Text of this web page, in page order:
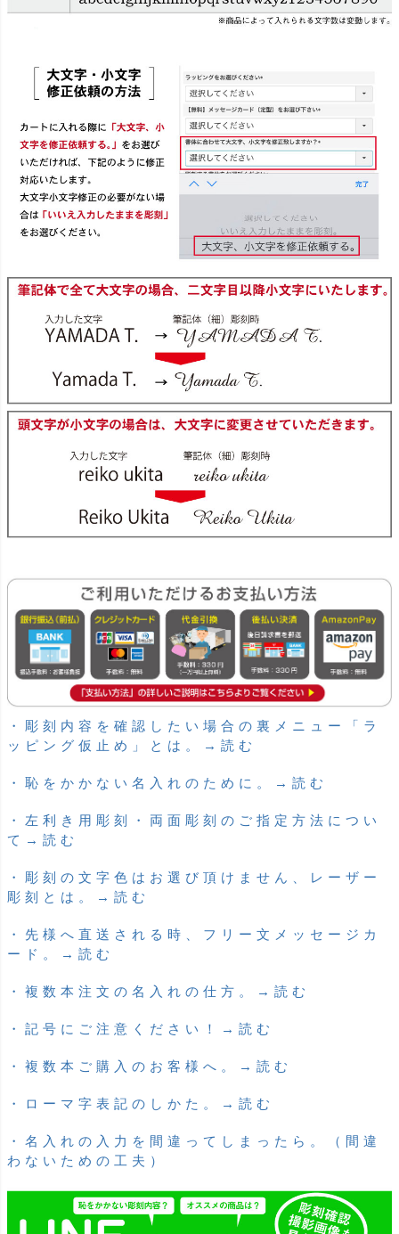
・彫刻内容を確認したい場合の裏メニュー「ラ
ッピング仮止め」とは。→読む
・恥をかかない名入れのために。→読む
・左利き用彫刻・両面彫刻のご指定方法につい
て→読む
・彫刻の文字色はお選び頂けません、レーザー
彫刻とは。→読む
・先様へ直送される時、フリー文メッセージカ
ード。→読む
・複数本注文の名入れの仕方。→読む
・記号にご注意ください！→読む
・複数本ご購入のお客様へ。→読む
・ローマ字表記のしかた。→読む
・名入れの入力を間違ってしまったら。（間違
わないための工夫）